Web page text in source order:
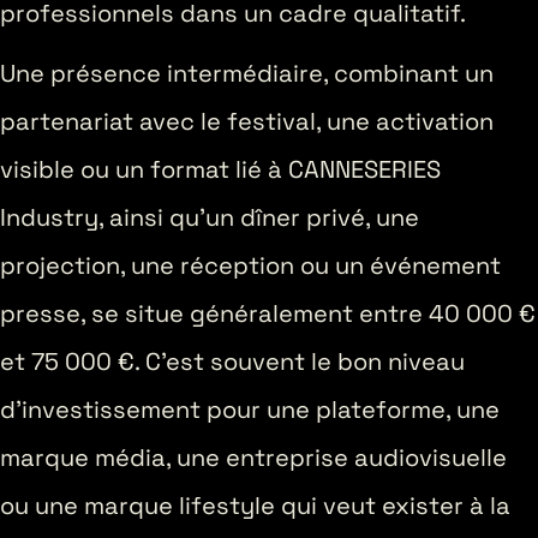
professionnels dans un cadre qualitatif.
Une présence intermédiaire, combinant un
partenariat avec le festival, une activation
visible ou un format lié à CANNESERIES
Industry, ainsi qu’un dîner privé, une
projection, une réception ou un événement
presse, se situe généralement entre 40 000 €
et 75 000 €. C’est souvent le bon niveau
d’investissement pour une plateforme, une
marque média, une entreprise audiovisuelle
ou une marque lifestyle qui veut exister à la